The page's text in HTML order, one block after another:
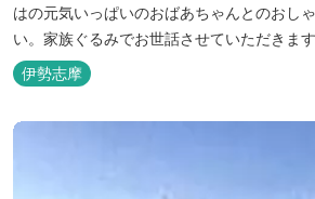
はの元気いっぱいのおばあちゃんとのおし
い。家族ぐるみでお世話させていただきます
伊勢志摩